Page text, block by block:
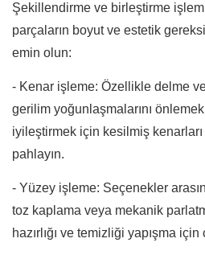
Şekillendirme ve birleştirme
parçaların boyut ve estetik
emin olun:
- Kenar işleme: Özellikle delme
gerilim yoğunlaşmalarını
iyileştirmek için kesilmiş kenarları
pahlayın.
- Yüzey işleme: Seçenekler
toz kaplama veya mekanik
hazırlığı ve temizliği yapışma